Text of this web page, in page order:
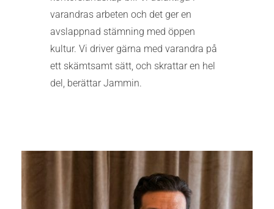
varandras arbeten och det ger en
avslappnad stämning med öppen
kultur. Vi driver gärna med varandra på
ett skämtsamt sätt, och skrattar en hel
del, berättar Jammin.